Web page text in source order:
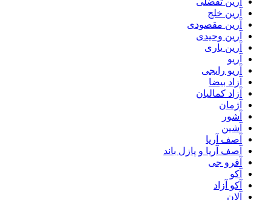
آرین خلج
آرین مقصودی
آرین وحیدی
آرین یاری
آریو
آریو رایجی
آزاد بیضا
آزاد کمالیان
آژمان
آشور
آشین
آصف آریا
آصف آریا و پازل باند
آفرو جی
آکو
آکو آزاد
آلان